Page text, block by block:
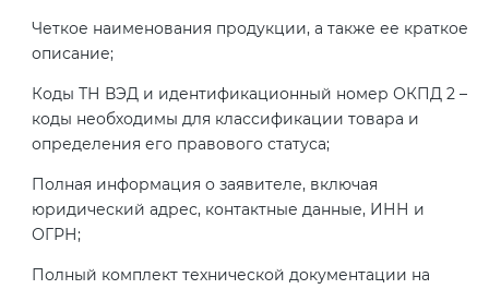
Четкое наименования продукции, а также ее краткое
описание;
Коды ТН ВЭД и идентификационный номер ОКПД 2 –
коды необходимы для классификации товара и
определения его правового статуса;
Полная информация о заявителе, включая
юридический адрес, контактные данные, ИНН и
ОГРН;
Полный комплект технической документации на
Сертификация товаров легкой
промышленности (ТР ТС 017)
Сертификация промышленного
оборудования (ТР ТС 010)
Сертификация средств
индивидуальной защиты (ТР ТС
019)